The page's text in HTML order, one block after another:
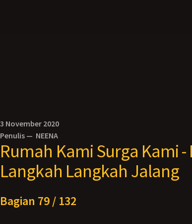
3 November 2020
Penulis — NEENA
Rumah Kami Surga Kami
Langkah Langkah Jalang
Bagian 79 / 132